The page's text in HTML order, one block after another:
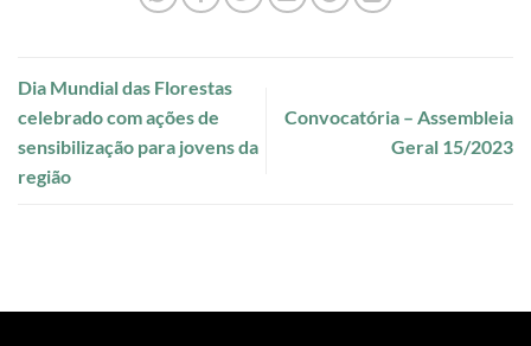
Dia Mundial das Florestas
celebrado com ações de
sensibilização para jovens da
região
Convocatória – Assembleia
Geral 15/2023